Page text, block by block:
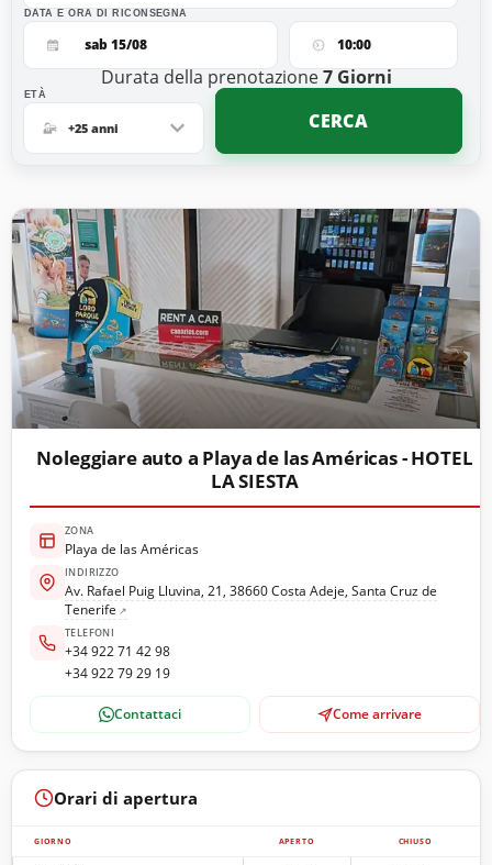
Durata della prenotazione 7 Giorni
DATA E ORA DI RICONSEGNA
sab 15/08 10:00
ETÀ
+25 anni CERCA
Noleggiare auto a Playa de las Américas - HOTEL
LA SIESTA
ZONA
Playa de las Américas
INDIRIZZO
Av. Rafael Puig Lluvina, 21, 38660 Costa Adeje, Santa Cruz de
Tenerife
TELEFONI
+34 922 71 42 98
+34 922 79 29 19
Contattaci Come arrivare
Orari di apertura
GIORNO APERTO CHIUSO